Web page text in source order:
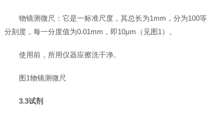
物镜测微尺：它是一标准尺度，其总长为1mm，分为100等
分刻度，每一分度值为0.01mm，即10μm（见图1）。
使用前，所用仪器应擦洗干净。
图1物镜测微尺
3.3试剂